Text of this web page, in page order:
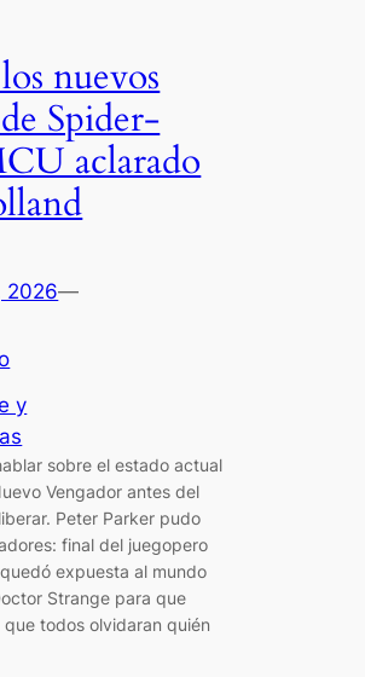
nuevos
Spider-
aclarado
2026—
y
sobre el estado actual
Vengador antes del
Peter Parker pudo
final del juegopero
expuesta al mundo
Strange para que
todos olvidaran quién